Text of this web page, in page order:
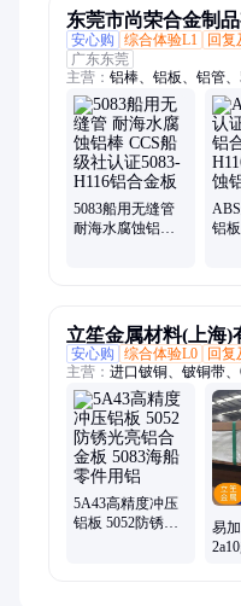
东莞市尚荣合金制
安心购
综合体验L1 回复
广东东莞
主营： 铝棒、铝板、铝管
纯钨、钼合金、钛合金、
5083船用无缝管
耐海水腐蚀铝棒
铝
立笙金属材料(上海)
安心购
综合体验L0 回复
主营： 进口铍铜、铍铜带
合金、锡青铜管、杯士铜
铝管、模具钢、高速钢、
5A43高精度冲压
铝板 5052防锈光
易